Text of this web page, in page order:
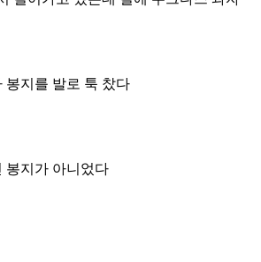
봉지를 발로 툭 찼다
봉지가 아니었다